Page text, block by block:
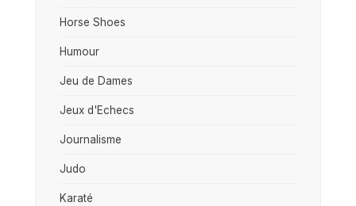
Horse Shoes
Humour
Jeu de Dames
Jeux d'Echecs
Journalisme
Judo
Karaté